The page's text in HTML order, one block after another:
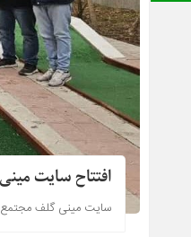
افتتاح سایت
سایت مینی گلف مجتمع